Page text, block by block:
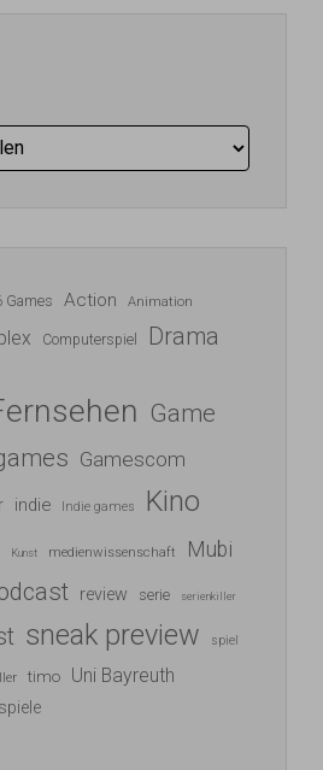
Games Action Animation
Computerspiel Drama
Game
Gamescom
indie Indie games Kino
Kunst medienwissenschaft Mubi
review serie serienkiller
sneak preview spiel
timo Uni Bayreuth